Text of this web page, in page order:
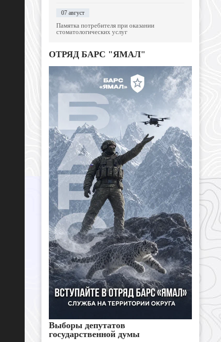
07 август
Памятка потребителя при оказании
стоматологических услуг
ОТРЯД БАРС "ЯМАЛ"
Выборы депутатов
государственной думы